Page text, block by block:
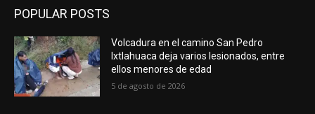
POPULAR POSTS
Volcadura en el camino San Pedro
Ixtlahuaca deja varios lesionados, entre
ellos menores de edad
5 de agosto de 2026